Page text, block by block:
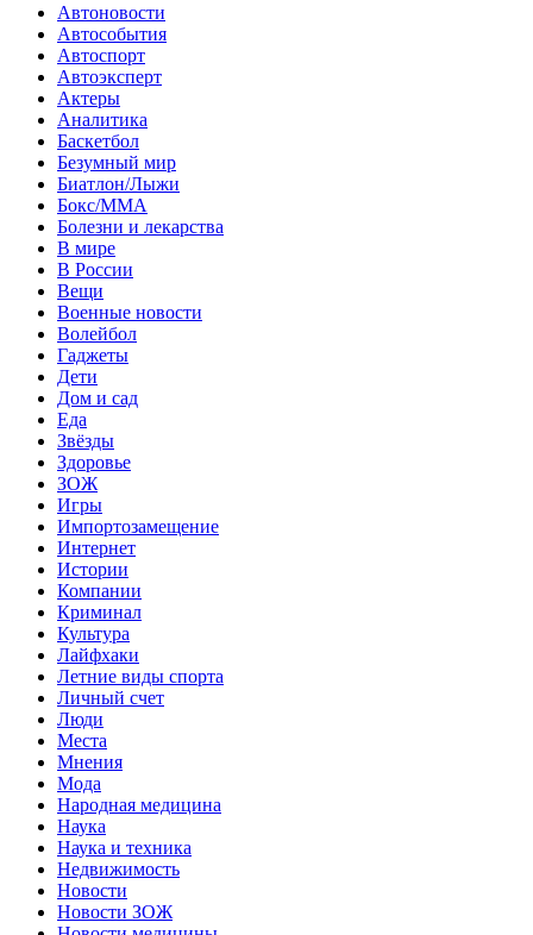
Автоновости
Автособытия
Автоспорт
Автоэксперт
Актеры
Аналитика
Баскетбол
Безумный мир
Биатлон/Лыжи
Бокс/MMA
Болезни и лекарства
В мире
В России
Вещи
Военные новости
Волейбол
Гаджеты
Дети
Дом и сад
Еда
Звёзды
Здоровье
ЗОЖ
Игры
Импортозамещение
Интернет
Истории
Компании
Криминал
Культура
Лайфхаки
Летние виды спорта
Личный счет
Люди
Места
Мнения
Мода
Народная медицина
Наука
Наука и техника
Недвижимость
Новости
Новости ЗОЖ